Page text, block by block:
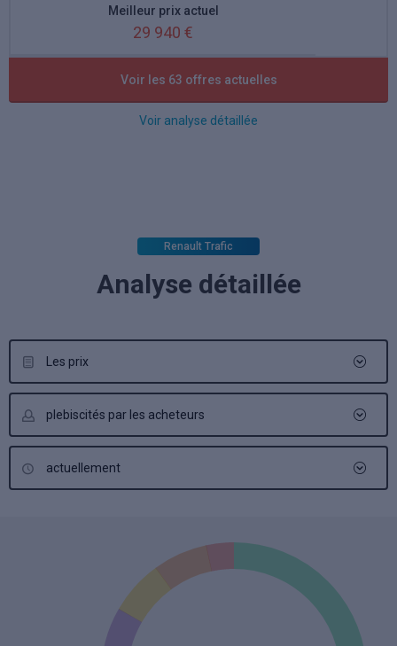
Meilleur prix actuel
29 940 €
Meilleure remise actuelle
Voir les 63 offres actuelles
Voir analyse détaillée
Renault Trafic
Analyse détaillée
Les prix
plebiscités par les acheteurs
actuellement